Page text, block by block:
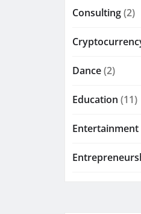
Consulting(2)
Dance(2)
Education (11)
Entertainment